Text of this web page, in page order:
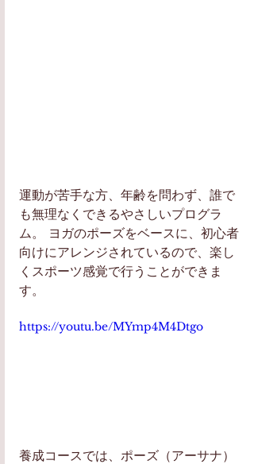
運動が苦手な方、年齢を問わず、誰で
も無理なくできるやさしいプログラ
ム。 ヨガのポーズをベースに、初心者
向けにアレンジされているので、楽し
くスポーツ感覚で行うことができま
す。
https://youtu.be/MYmp4M4Dtgo
養成コースでは、ポーズ（アーサナ）